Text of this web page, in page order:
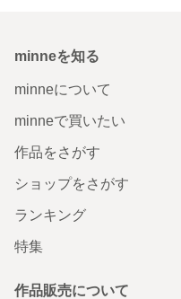
minneを知る
minneについて
minneで買いたい
作品をさがす
ショップをさがす
ランキング
特集
作品販売について